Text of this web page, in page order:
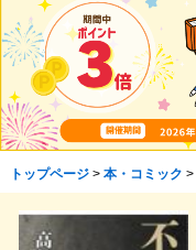
トップページ> 本・コミック >